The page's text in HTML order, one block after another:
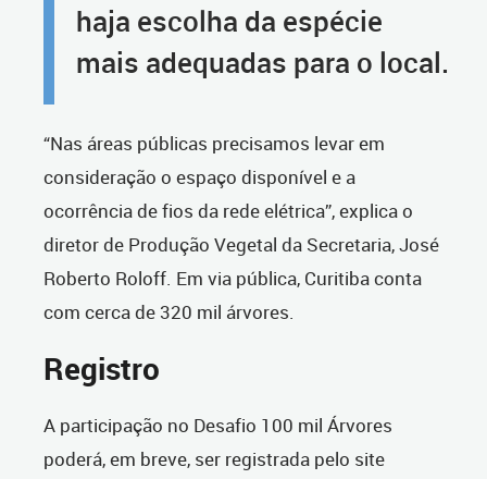
haja escolha da espécie
mais adequadas para o local.
“Nas áreas públicas precisamos levar em
consideração o espaço disponível e a
ocorrência de fios da rede elétrica”, explica o
diretor de Produção Vegetal da Secretaria, José
Roberto Roloff. Em via pública, Curitiba conta
com cerca de 320 mil árvores.
Registro
A participação no Desafio 100 mil Árvores
poderá, em breve, ser registrada pelo site